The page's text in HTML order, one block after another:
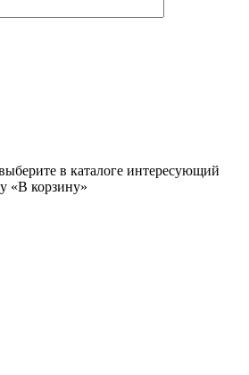
в каталоге интересующий
«В корзину»